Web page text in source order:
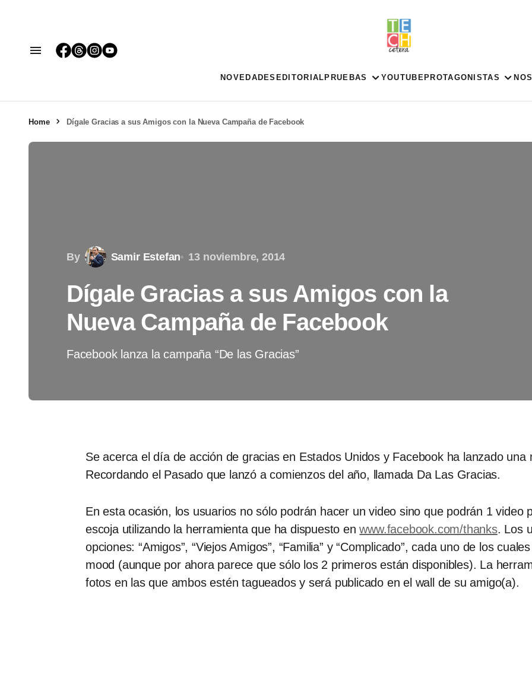
NOVEDADES EDITORIAL PRUEBAS YOUTUBE PROTAGONISTAS
Home Dígale Gracias a sus Amigos con la Nueva Campaña de Facebook
By Samir Estefan 13 noviembre, 2014
Dígale Gracias a sus Amigos con la
Nueva Campaña de Facebook
Facebook lanza la campaña “De las Gracias”
Se acerca el día de acción de gracias en Estados Unidos y Facebook ha lanzado una
Recordando el Pasado que lanzó a comienzos del año, llamada Da Las Gracias.
En esta ocasión, los usuarios no sólo podrán hacer un video sino que podrán 1 video
escoja utilizando la herramienta que ha dispuesto enwww.facebook.com/thanks. Los
opciones: “Amigos”, “Viejos Amigos”, “Familia” y “Complicado”, cada uno de los
mood (aunque por ahora parece que sólo los 2 primeros están disponibles). La
fotos en las que ambos estén tagueados y será publicado en el wall de su amigo(a).